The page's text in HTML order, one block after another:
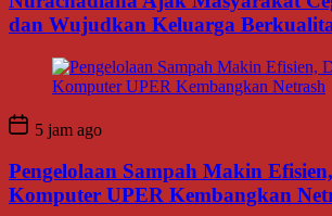
dan Wujudkan Keluarga
5 jam ago
Pengelolaan Sampah Makin
Komputer UPER Kembangkan